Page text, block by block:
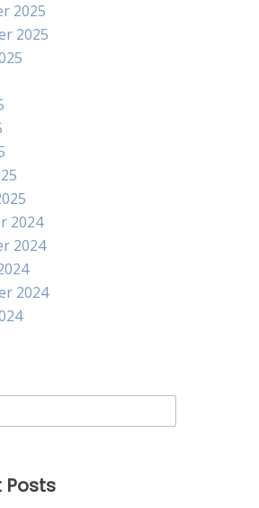
2025
2025
2024
2024
2024
Posts